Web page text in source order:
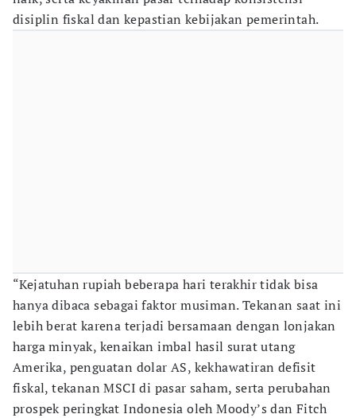
disiplin fiskal dan kepastian kebijakan pemerintah.
“Kejatuhan rupiah beberapa hari terakhir tidak bisa
hanya dibaca sebagai faktor musiman. Tekanan saat ini
lebih berat karena terjadi bersamaan dengan lonjakan
harga minyak, kenaikan imbal hasil surat utang
Amerika, penguatan dolar AS, kekhawatiran defisit
fiskal, tekanan MSCI di pasar saham, serta perubahan
prospek peringkat Indonesia oleh Moody’s dan Fitch